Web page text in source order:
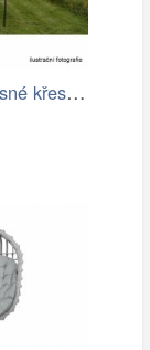
Stojan na závěsné křeslo HAKI Tempo…